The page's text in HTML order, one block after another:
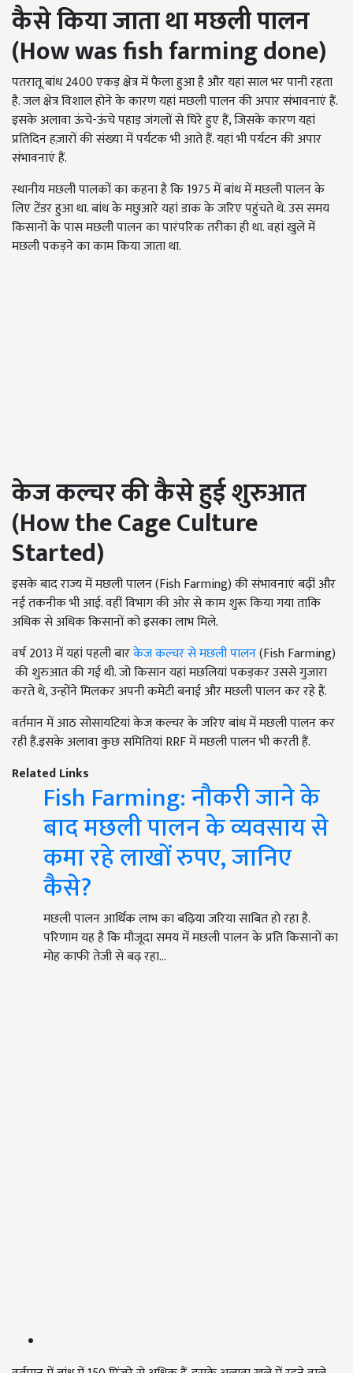
कैसे किया जाता था मछली पालन
(How was fish farming done)
पतरातू बांध 2400 एकड़ क्षेत्र में फैला हुआ है और यहां साल भर पानी रहता
है. जल क्षेत्र विशाल होने के कारण यहां मछली पालन की अपार संभावनाएं हैं.
इसके अलावा ऊंचे-ऊंचे पहाड़ जंगलों से घिरे हुए हैं, जिसके कारण यहां
प्रतिदिन हज़ारों की संख्या में पर्यटक भी आते हैं. यहां भी पर्यटन की अपार
संभावनाएं हैं.
स्थानीय मछली पालकों का कहना है कि 1975 में बांध में मछली पालन के
लिए टेंडर हुआ था. बांध के मछुआरे यहां डाक के जरिए पहुंचते थे. उस समय
किसानों के पास मछली पालन का पारंपरिक तरीका ही था. वहां खुले में
मछली पकड़ने का काम किया जाता था.
केज कल्चर की कैसे हुई शुरुआत
(How the Cage Culture
Started)
इसके बाद राज्य में मछली पालन (Fish Farming) की संभावनाएं बढ़ीं और
नई तकनीक भी आई. वहीं विभाग की ओर से काम शुरू किया गया ताकि
अधिक से अधिक किसानों को इसका लाभ मिले.
वर्ष 2013 में यहां पहली बारकेज कल्चर से मछली पालन(Fish Farming)
की शुरुआत की गई थी. जो किसान यहां मछलियां पकड़कर उससे गुजारा
करते थे, उन्होंने मिलकर अपनी कमेटी बनाई और मछली पालन कर रहे हैं.
वर्तमान में आठ सोसायटियां केज कल्चर के जरिए बांध में मछली पालन कर
रही हैं.इसके अलावा कुछ समितियां RRF में मछली पालन भी करती हैं.
Related Links
Fish Farming: नौकरी जाने के
बाद मछली पालन के व्यवसाय से
कमा रहे लाखों रुपए, जानिए
कैसे?
मछली पालन आर्थिक लाभ का बढ़िया जरिया साबित हो रहा है.
परिणाम यह है कि मौजूदा समय में मछली पालन के प्रति किसानों का
मोह काफी तेजी से बढ़ रहा…